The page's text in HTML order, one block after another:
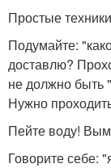
Простые
Подумайте:
доставлю?
не должно быть
Нужно
Пейте воду!
Говорите себе: